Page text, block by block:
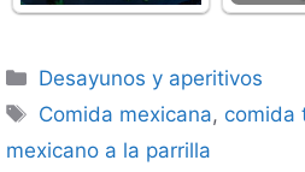
Categorías
Desayunos y aperitivos
Etiquetas
Comida mexicana, comida
mexicano a la parrilla